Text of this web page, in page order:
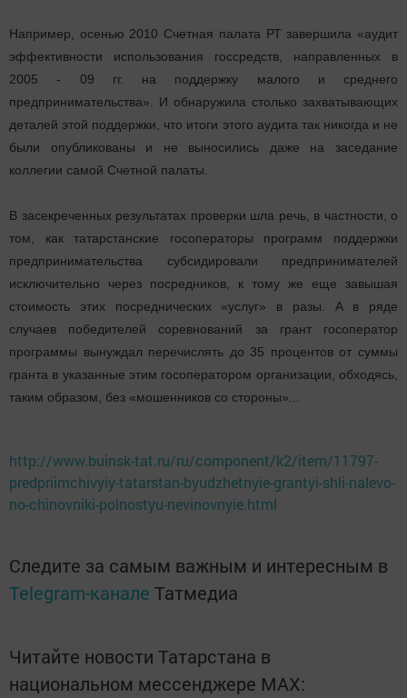
Например, осенью 2010 Счетная палата РТ завершила «аудит
эффективности использования госсредств, направленных в
2005 - 09 гг. на поддержку малого и среднего
предпринимательства». И обнаружила столько захватывающих
деталей этой поддержки, что итоги этого аудита так никогда и не
были опубликованы и не выносились даже на заседание
коллегии самой Счетной палаты.
В засекреченных результатах проверки шла речь, в частности, о
том, как татарстанские госоператоры программ поддержки
предпринимательства субсидировали предпринимателей
исключительно через посредников, к тому же еще завышая
стоимость этих посреднических «услуг» в разы. А в ряде
случаев победителей соревнований за грант госоператор
программы вынуждал перечислять до 35 процентов от суммы
гранта в указанные этим госоператором организации, обходясь,
таким образом, без «мошенников со стороны»...
http://www.buinsk-tat.ru/ru/component/k2/item/11797-
predpriimchivyiy-tatarstan-byudzhetnyie-grantyi-shli-nalevo-
no-chinovniki-polnostyu-nevinovnyie.html
Следите за самым важным и интересным в
Telegram-канале Татмедиа
Читайте новости Татарстана в
национальном мессенджере MАХ: